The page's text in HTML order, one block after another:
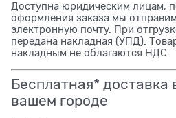
Доступна юридическим лицам,
оформления заказа мы
электронную почту. При
передана накладная (УПД).
накладным не облагаются НДС.
Бесплатная* доставка
вашем городе